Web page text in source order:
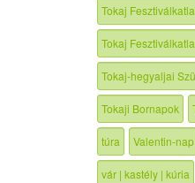
Tokaj
Tokaj
Tokaj-hegyaljai
Tokaji Bornapok
túra Valentin-nap
vár | kastély | kúria